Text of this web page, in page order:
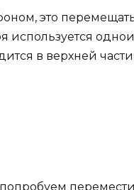
это
используется
в верхней